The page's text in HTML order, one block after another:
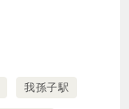
我孫子駅